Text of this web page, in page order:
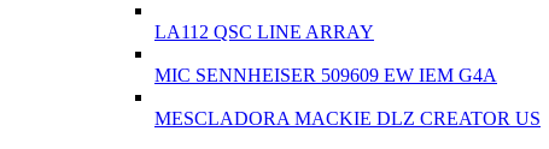
LA112 QSC LINE ARRAY
MIC SENNHEISER 509609 EW IEM G4A
MESCLADORA MACKIE DLZ CREATOR US